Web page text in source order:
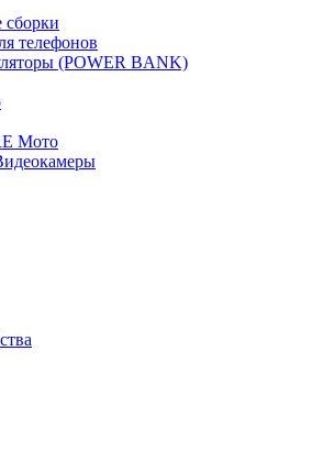
сборки
телефонов
(POWER BANK)
Мото